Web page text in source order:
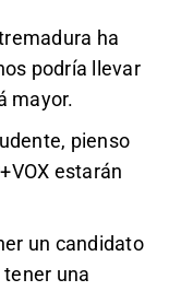
ha
podría llevar
mayor.
pienso
estarán
un candidato
una